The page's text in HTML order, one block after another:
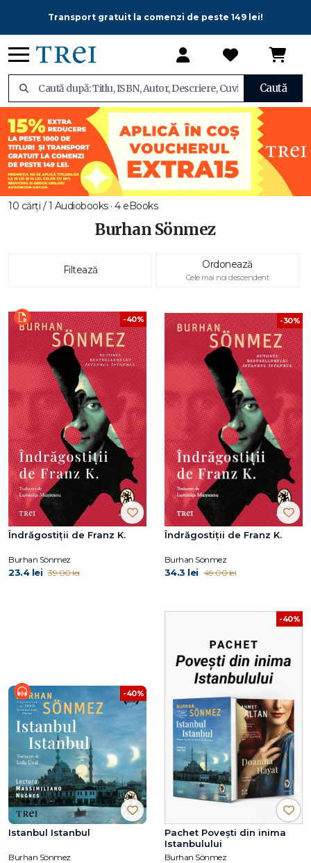
Transport gratuit la comenzi de peste 149 lei!
Caută
10 cărți / 1 Audiobooks · 4 eBooks
Burhan Sönmez
Filtează Ordonează
Cele mai noi descendent
-40%
Îndrăgostiții de Franz K.
Burhan Sönmez
23.4 lei 39.00 lei
-30%
Îndrăgostiții de Franz K.
Burhan Sönmez
34.3 lei 49.00 lei
-40%
Istanbul Istanbul
Burhan Sönmez
-40%
Pachet Povești din inima
Istanbulului
Burhan Sönmez